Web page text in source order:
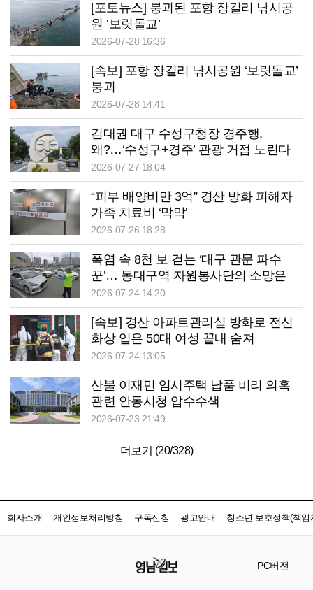
[포토뉴스] 붕괴된 포항 장길리 낚시공
원 ‘보릿돌교’
2026-07-28 16:36
[속보] 포항 장길리 낚시공원 ‘보릿돌교’
붕괴
2026-07-28 14:41
김대권 대구 수성구청장 경주행,
왜?…‘수성구+경주’ 관광 거점 노린다
2026-07-27 18:04
“피부 배양비만 3억” 경산 방화 피해자
가족 치료비 ‘막막’
2026-07-26 18:28
폭염 속 8천 보 걷는 ‘대구 관문 파수
꾼’… 동대구역 자원봉사단의 소망은
2026-07-24 14:20
[속보] 경산 아파트관리실 방화로 전신
화상 입은 50대 여성 끝내 숨져
2026-07-24 13:05
산불 이재민 임시주택 납품 비리 의혹
관련 안동시청 압수수색
2026-07-23 21:49
더보기 (20/328)
회사소개 개인정보처리방침 구독신청 광고안내 청소년 보호정책(책임
PC버전